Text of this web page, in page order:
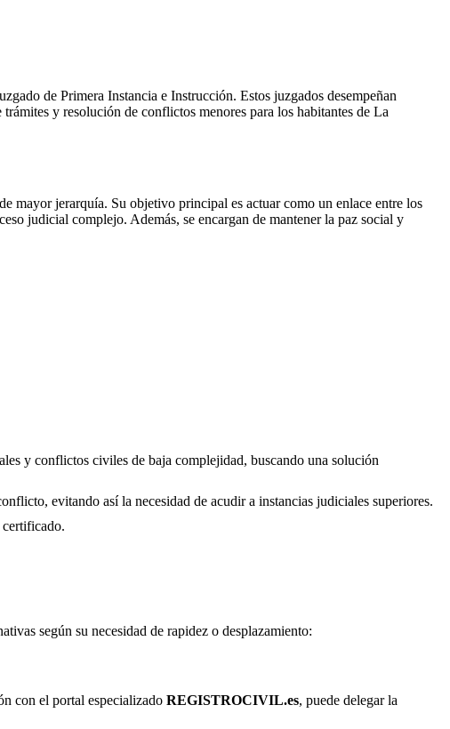
de Primera Instancia e Instrucción. Estos juzgados desempeñan
y resolución de conflictos menores para los habitantes de La
mayor jerarquía. Su objetivo principal es actuar como un enlace entre los
judicial complejo. Además, se encargan de mantener la paz social y
y conflictos civiles de baja complejidad, buscando una solución
evitando así la necesidad de acudir a instancias judiciales superiores.
según su necesidad de rapidez o desplazamiento:
con el portal especializado REGISTROCIVIL.es, puede delegar la